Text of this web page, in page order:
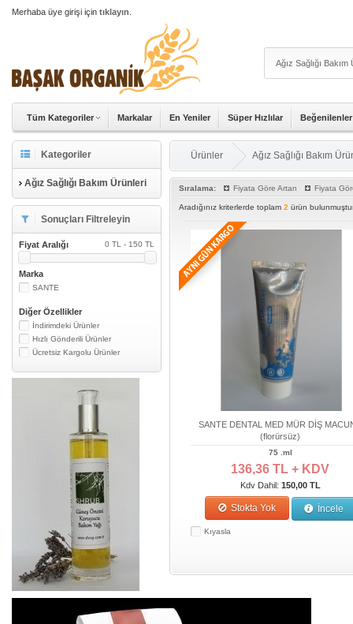
Merhaba üye girişi için tıklayın
Tüm Kategoriler Markalar En Yeniler Süper Hızlılar Beğenilenler
Kategoriler
Ağız Sağlığı Bakım Ürünleri
Sonuçları Filtreleyin
Fiyat Aralığı 0 TL - 150 TL
Marka
SANTE
Diğer Özellikler
İndirimdeki Ürünler
Hızlı Gönderili Ürünler
Ücretsiz Kargolu Ürünler
Ürünler Ağız Sağlığı Bakım
Sıralama: Fiyata Göre Artan Fiyata
Aradığınız kriterlerde toplam 2 ürün
SANTE DENTAL MED MÜR DİŞ
(florürsüz)
75 .ml
136,36 TL + KDV
Kdv Dahil: 150,00 TL
Stokta Yok İncele
Kıyasla